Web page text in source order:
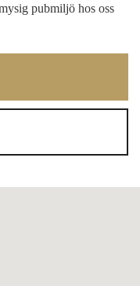
pubmiljö hos oss